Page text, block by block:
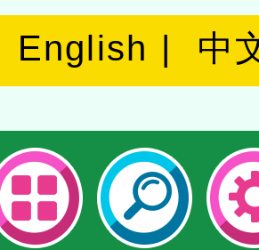
English 中